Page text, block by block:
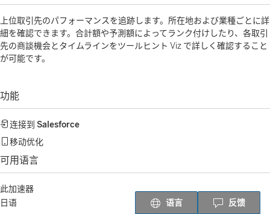
上位取引先のパフォーマンスを追跡します。所在地および業種ごとに詳
細を確認できます。合計額や予測額によってランク付けしたり、各取引
先の商談機会とタイムラインをツールヒント Viz で詳しく確認すること
が可能です。
功能
连接到 Salesforce
移动优化
可用语言
此加速器
日语
语言 反馈